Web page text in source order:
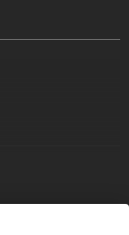
17) Geile
tipp: lasst die